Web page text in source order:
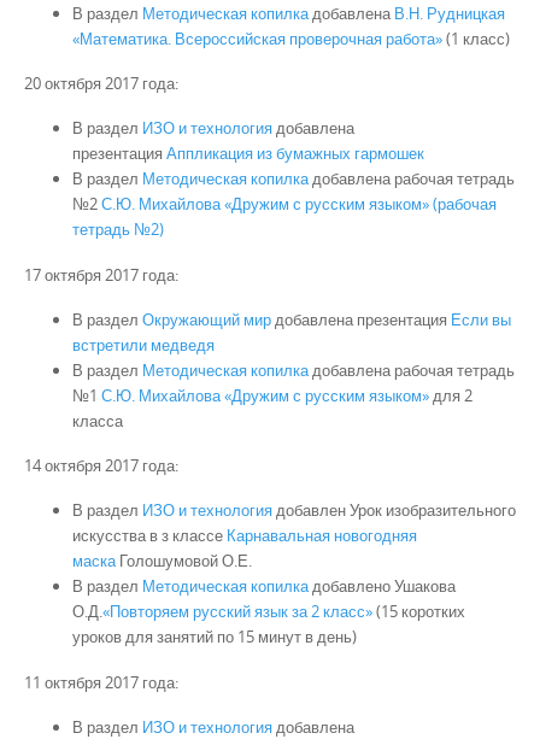
В раздел Методическая копилкадобавленаВ.Н. Рудницкая
«Математика. Всероссийская проверочная работа»(1 класс)
20 октября 2017 года:
В раздел ИЗО и технологиядобавлена
презентация Аппликация из бумажных гармошек
В раздел Методическая копилкадобавлена рабочая тетрадь
№2С.Ю. Михайлова «Дружим с русским языком» (рабочая
тетрадь №2)
17 октября 2017 года:
В раздел Окружающий мирдобавлена презентация Если вы
встретили медведя
В раздел Методическая копилкадобавлена рабочая тетрадь
№1 С.Ю. Михайлова «Дружим с русским языком»для 2
класса
14 октября 2017 года:
В раздел ИЗО и технологиядобавлен Урок изобразительного
искусства в з классе Карнавальная новогодняя
маскаГолошумовой О.Е.
В раздел Методическая копилкадобавлено Ушакова
О.Д.«Повторяем русский язык за 2 класс»(15 коротких
уроков для занятий по 15 минут в день)
11 октября 2017 года:
В раздел ИЗО и технологиядобавлена